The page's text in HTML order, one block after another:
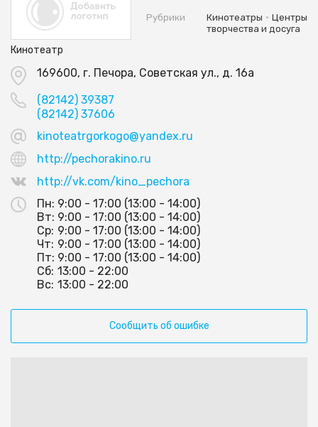
Рубрики Кинотеатры • Центры
творчества и досуга
Кинотеатр
169600, г. Печора, Советская ул., д. 16а
(82142) 39387
(82142) 37606
kinoteatrgorkogo@yandex.ru
http://pechorakino.ru
http://vk.com/kino_pechora
Пн: 9:00 - 17:00 (13:00 - 14:00)
Вт: 9:00 - 17:00 (13:00 - 14:00)
Ср: 9:00 - 17:00 (13:00 - 14:00)
Чт: 9:00 - 17:00 (13:00 - 14:00)
Пт: 9:00 - 17:00 (13:00 - 14:00)
Сб: 13:00 - 22:00
Вс: 13:00 - 22:00
Сообщить об ошибке